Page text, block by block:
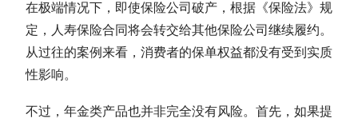
在极端情况下，即使保险公司破产，根据《保险法》规
定，人寿保险合同将会转交给其他保险公司继续履约。
从过往的案例来看，消费者的保单权益都没有受到实质
性影响。
不过，年金类产品也并非完全没有风险。首先，如果提